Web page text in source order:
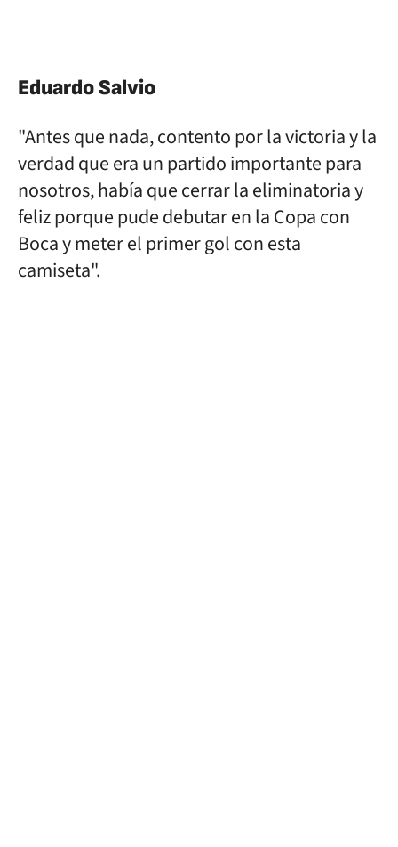
Eduardo Salvio
"Antes que nada, contento por la victoria y la
verdad que era un partido importante para
nosotros, había que cerrar la eliminatoria y
feliz porque pude debutar en la Copa con
Boca y meter el primer gol con esta
camiseta".